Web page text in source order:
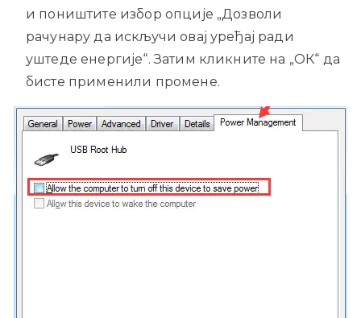
и поништите избор опције „Дозволи
рачунару да искључи овај уређај ради
уштеде енергије“. Затим кликните на „ОК“ да
бисте применили промене.